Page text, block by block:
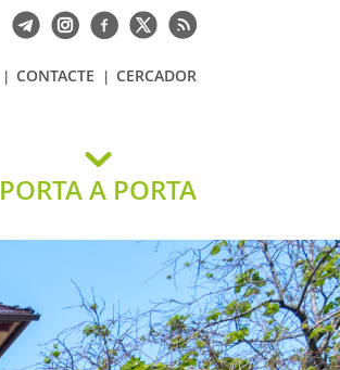
CONTACTE CERCADOR
PORTA A PORTA